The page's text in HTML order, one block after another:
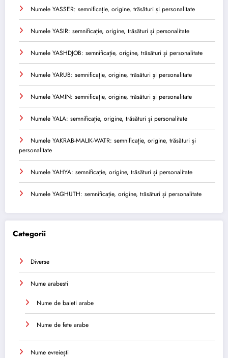
Numele YASSER: semnificație, origine, trăsături și personalitate
Numele YASIR: semnificație, origine, trăsături și personalitate
Numele YASHDJOB: semnificație, origine, trăsături și personalitate
Numele YARUB: semnificație, origine, trăsături și personalitate
Numele YAMIN: semnificație, origine, trăsături și personalitate
Numele YALA: semnificație, origine, trăsături și personalitate
Numele YAKRAB-MALIK-WATR: semnificație, origine, trăsături și
personalitate
Numele YAHYA: semnificație, origine, trăsături și personalitate
Numele YAGHUTH: semnificație, origine, trăsături și personalitate
Categorii
Diverse
Nume arabesti
Nume de baieti arabe
Nume de fete arabe
Nume evreiești